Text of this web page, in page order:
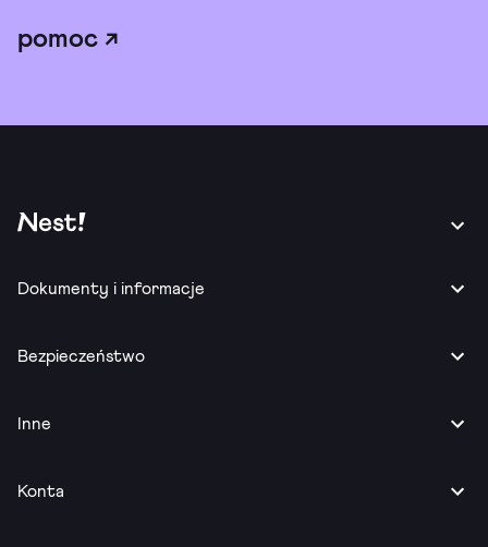
pomoc ↗
Dokumenty i informacje
Bezpieczeństwo
Inne
Konta